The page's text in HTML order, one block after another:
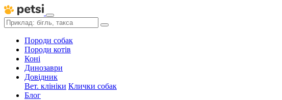
Породи собак
Породи котів
Коні
Динозаври
Довідник
Вет. клініки Клички собак
Блог